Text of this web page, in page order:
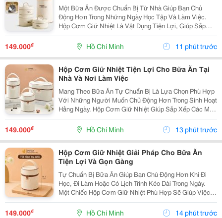
Một Bữa Ăn Được Chuẩn Bị Từ Nhà Giúp Bạn Chủ
Động Hơn Trong Những Ngày Học Tập Và Làm Việc.
Hộp Cơm Giữ Nhiệt Là Vật Dụng Tiện Lợi, Giúp Sắp
Xếp Các Món Ăn Ngăn Nắp Và Dễ Dàng Mang Theo
Trong Nhiều Hoàn Cảnh Khác Nhau. Chọn Hộp Phù Hợp
Với Khẩu...
149.000₫ Hồ Chí Minh 11 phút trước
Hộp Cơm Giữ Nhiệt Tiện Lợi Cho Bữa Ăn Tại
Nhà Và Nơi Làm Việc
Mang Theo Bữa Ăn Tự Chuẩn Bị Là Lựa Chọn Phù Hợp
Với Những Người Muốn Chủ Động Hơn Trong Sinh Hoạt
Hằng Ngày. Hộp Cơm Giữ Nhiệt Giúp Sắp Xếp Các Món
Ăn Gọn Gàng, Thuận Tiện Mang Đến Trường, Văn
Phòng Hoặc Sử Dụng Khi Đi Xa. Lựa Chọn Hộp Theo
149.000₫ Hồ Chí Minh 13 phút trước
Hộp Cơm Giữ Nhiệt Giải Pháp Cho Bữa Ăn
Tiện Lợi Và Gọn Gàng
Tự Chuẩn Bị Bữa Ăn Giúp Bạn Chủ Động Hơn Khi Đi
Học, Đi Làm Hoặc Có Lịch Trình Kéo Dài Trong Ngày.
Một Chiếc Hộp Cơm Giữ Nhiệt Phù Hợp Sẽ Giúp Việc
Sắp Xếp Và Mang Theo Các Món Ăn Trở Nên Thuận
Tiện, Đồng Thời Phù Hợp Với Nhiều Thói Quen Sinh
149.000₫ Hồ Chí Minh 14 phút trước